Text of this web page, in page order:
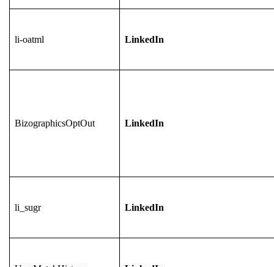
li-oatml LinkedIn
BizographicsOptOut LinkedIn
li_sugr LinkedIn